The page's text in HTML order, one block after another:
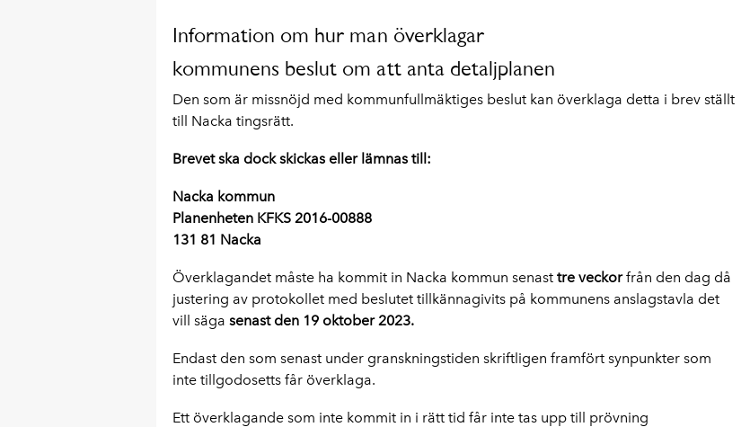
Information om hur man överklagar
kommunens beslut om att anta detaljplanen
Den som är missnöjd med kommunfullmäktiges beslut kan överklaga detta i brev ställt
till Nacka tingsrätt.
Brevet ska dock skickas eller lämnas till:
Nacka kommun
Planenheten KFKS 2016-00888
131 81 Nacka
Överklagandet måste ha kommit in Nacka kommun senast tre veckorfrån den dag då
justering av protokollet med beslutet tillkännagivits på kommunens anslagstavla det
vill säga senast den 19 oktober 2023.
Endast den som senast under granskningstiden skriftligen framfört synpunkter som
inte tillgodosetts får överklaga.
Ett överklagande som inte kommit in i rätt tid får inte tas upp till prövning